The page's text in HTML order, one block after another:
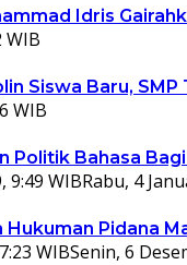
Idris
WIB
Siswa Baru,
WIB
Politik Bahasa
9:49 WIBRabu, 4
Pidana
WIBSenin, 6